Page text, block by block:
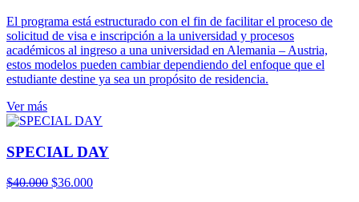
El programa está estructurado con el fin de facilitar el proceso de
solicitud de visa e inscripción a la universidad y procesos
académicos al ingreso a una universidad en Alemania – Austria,
estos modelos pueden cambiar dependiendo del enfoque que el
estudiante destine ya sea un propósito de residencia.
Ver más
SPECIAL DAY
$40.000 El
$36.000El